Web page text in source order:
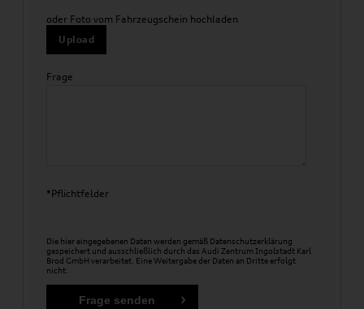
oder Foto vom Fahrzeugschein hochladen
Upload
Frage
*Pflichtfelder
Die hier eingegebenen Daten werden gemäß Datenschutzerklärung
gespeichert und ausschließlich durch das Audi Zentrum Ingolstadt Karl
Brod GmbH verarbeitet. Eine Weitergabe der Daten an Dritte erfolgt
nicht.